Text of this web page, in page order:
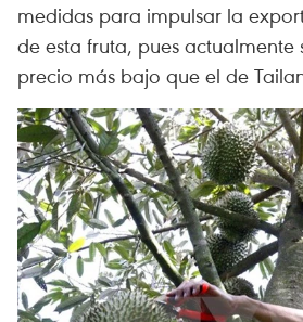
medidas para impulsar la
de esta fruta, pues actualmente
precio más bajo que el de